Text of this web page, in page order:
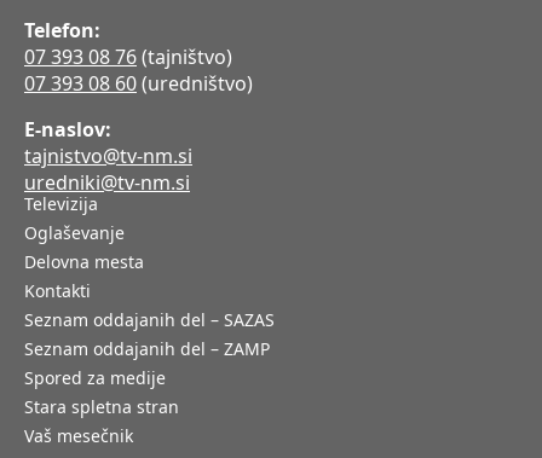
Telefon:
07 393 08 76(tajništvo)
07 393 08 60(uredništvo)
E-naslov:
tajnistvo@tv-nm.si
uredniki@tv-nm.si
Televizija
Oglaševanje
Delovna mesta
Kontakti
Seznam oddajanih del – SAZAS
Seznam oddajanih del – ZAMP
Spored za medije
Stara spletna stran
Vaš mesečnik